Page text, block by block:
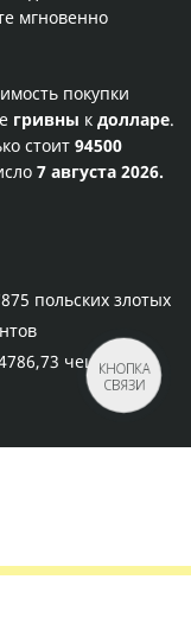
мгновенно
покупки
гривны к долларе.
стоит 94500
7 августа 2026.
польских злотых
чешскую
КНОПКА
СВЯЗИ